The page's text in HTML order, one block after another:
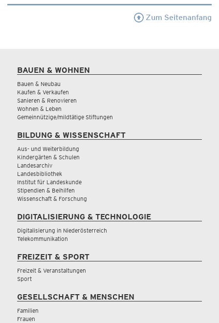
Zum Seitenanfang
BAUEN & WOHNEN
Bauen & Neubau
Kaufen & Verkaufen
Sanieren & Renovieren
Wohnen & Leben
Gemeinnützige/mildtätige Stiftungen
BILDUNG & WISSENSCHAFT
Aus- und Weiterbildung
Kindergärten & Schulen
Landesarchiv
Landesbibliothek
Institut für Landeskunde
Stipendien & Beihilfen
Wissenschaft & Forschung
DIGITALISIERUNG & TECHNOLOGIE
Digitalisierung in Niederösterreich
Telekommunikation
FREIZEIT & SPORT
Freizeit & Veranstaltungen
Sport
GESELLSCHAFT & MENSCHEN
Familien
Frauen